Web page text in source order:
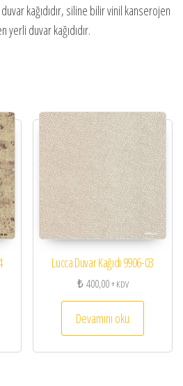
duvar kağıdıdır, siline bilir vinil kanserojen
duvar kağıdıdır.
Lucca Duvar Kağıdı 9906-03
₺400,00+ KDV
Devamını oku